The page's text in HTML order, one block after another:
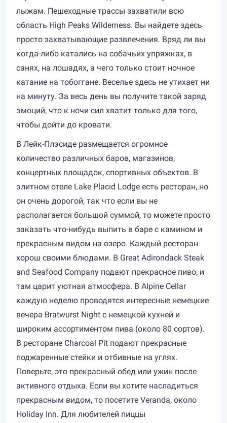
лыжам. Пешеходные трассы захватили всю
область High Peaks Wilderness. Вы найдете здесь
просто захватывающие развлечения. Вряд ли вы
когда-либо катались на собачьих упряжках, в
санях, на лошадях, а чего только стоит ночное
катание на тобоггане. Веселье здесь не утихает ни
на минуту. За весь день вы получите такой заряд
эмоций, что к ночи сил хватит только для того,
чтобы дойти до кровати.
В Лейк-Плэсиде размещается огромное
количество различных баров, магазинов,
концертных площадок, спортивных объектов. В
элитном отеле Lake Placid Lodge есть ресторан, но
он очень дорогой, так что если вы не
располагается большой суммой, то можете просто
заказать что-нибудь выпить в баре с камином и
прекрасным видом на озеро. Каждый ресторан
хорош своими блюдами. В Great Adirondack Steak
and Seafood Company подают прекрасное пиво, и
там царит уютная атмосфера. В Alpine Cellar
каждую неделю проводятся интересные немецкие
вечера Bratwurst Night с немецкой кухней и
широким ассортиментом пива (около 80 сортов).
В ресторане Charcoal Pit подают прекрасные
поджаренные стейки и отбивные на углях.
Поверьте, это прекрасный обед или ужин после
активного отдыха. Если вы хотите насладиться
прекрасным видом, то посетите Veranda, около
Holiday Inn. Для любителей пиццы